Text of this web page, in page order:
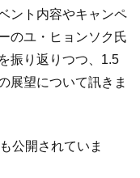
ント内容やキャンペ
のユ・ヒョンソク氏
振り返りつつ、1.5
展望について訊きま
公開されていま